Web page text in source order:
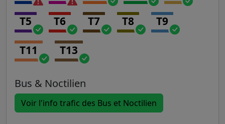
T5 T6 T7 T8 T9
T11 T13
Bus & Noctilien
Voir l'info trafic des Bus et Noctilien